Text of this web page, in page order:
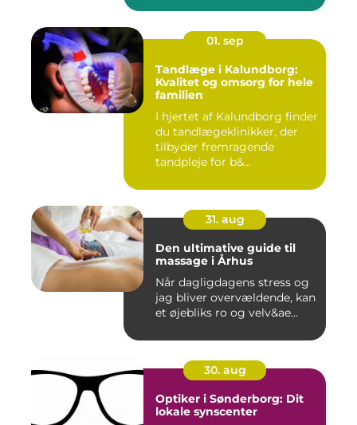
01. sep
Tandlæge i Kalundborg:
Kvalitet og omsorg for hele
familien
I hjertet af Kalundborg finder
du tandlægeklinikker, der
tilbyder fremragende
tandpleje for b&...
31. aug
Den ultimative guide til
massage i Århus
Når dagligdagens stress og
jag bliver overvældende, kan
et øjebliks ro og velv&ae...
30. aug
Optiker i Sønderborg: Dit
lokale synscenter